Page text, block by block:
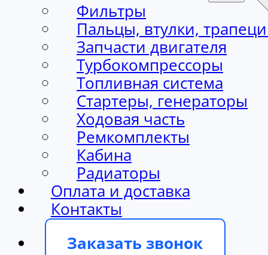
Фильтры
Пальцы, втулки,
Запчасти двигателя
Турбокомпрессоры
Топливная система
Стартеры, генераторы
Ходовая часть
Ремкомплекты
Кабина
Радиаторы
Оплата и доставка
Контакты
Заказать звонок